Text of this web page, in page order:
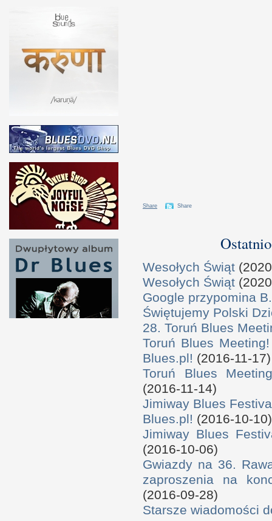
Share Share
Wesołych Świąt
Wesołych Świąt
Google przypomina
Świętujemy Polski
28. Toruń Blues
Toruń Blues
Blues.pl! (2016-11-17)
Toruń Blues
(2016-11-14)
Jimiway Blues
Blues.pl! (2016-10-10)
Jimiway Blues
(2016-10-06)
Gwiazdy na 36.
zaproszenia na
(2016-09-28)
Starsze wiadomości